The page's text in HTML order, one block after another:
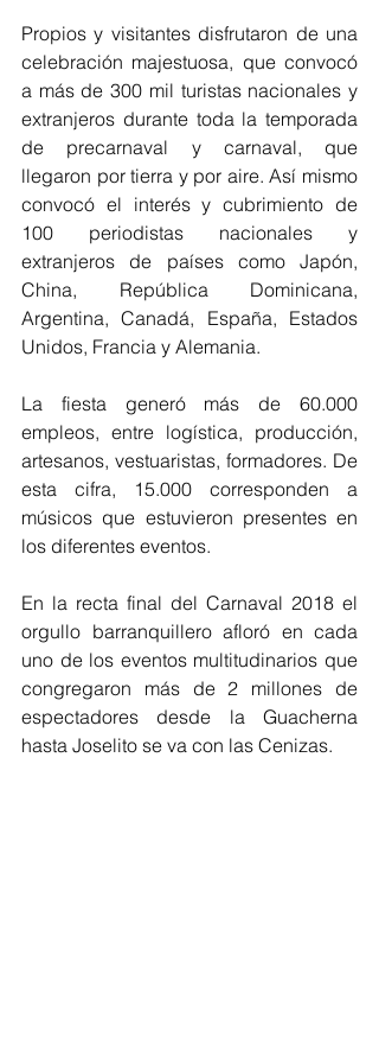
Propios y visitantes disfrutaron de una
celebración majestuosa, que convocó
a más de 300 mil turistas nacionales y
extranjeros durante toda la temporada
de precarnaval y carnaval, que
llegaron por tierra y por aire. Así mismo
convocó el interés y cubrimiento de
100 periodistas nacionales y
extranjeros de países como Japón,
China, República Dominicana,
Argentina, Canadá, España, Estados
Unidos, Francia y Alemania.
La fiesta generó más de 60.000
empleos, entre logística, producción,
artesanos, vestuaristas, formadores. De
esta cifra, 15.000 corresponden a
músicos que estuvieron presentes en
los diferentes eventos.
En la recta final del Carnaval 2018 el
orgullo barranquillero afloró en cada
uno de los eventos multitudinarios que
congregaron más de 2 millones de
espectadores desde la Guacherna
hasta Joselito se va con las Cenizas.